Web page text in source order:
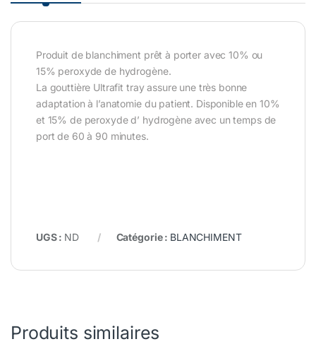
Produit de blanchiment prêt à porter avec 10% ou
15% peroxyde de hydrogène.
La gouttière Ultrafit tray assure une très bonne
adaptation à l’anatomie du patient. Disponible en 10%
et 15% de peroxyde d’ hydrogène avec un temps de
port de 60 à 90 minutes.
UGS : ND Catégorie : BLANCHIMENT
Produits similaires